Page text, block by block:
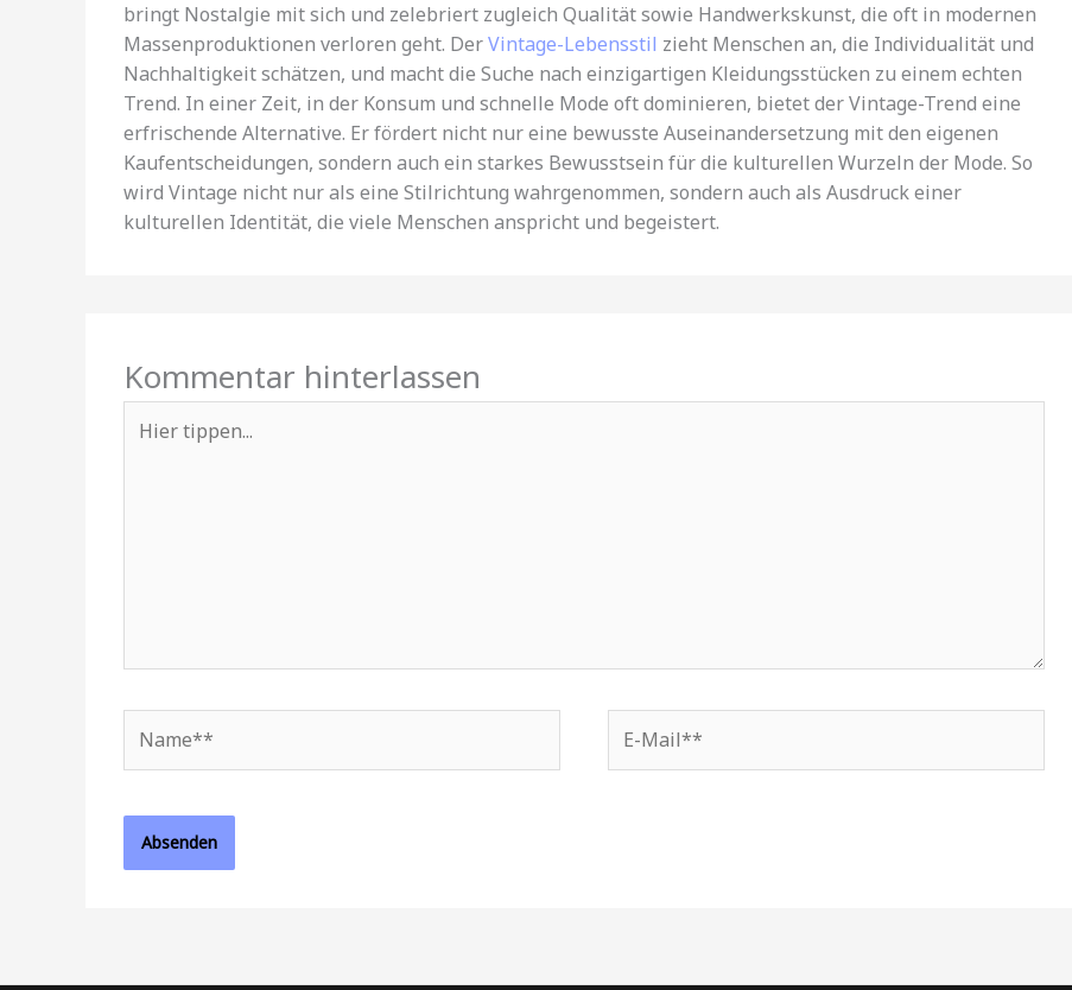
bringt Nostalgie mit sich und zelebriert zugleich Qualität sowie Handwerkskunst, die oft in modernen
Massenproduktionen verloren geht. DerVintage-Lebensstil zieht Menschen an, die Individualität und
Nachhaltigkeit schätzen, und macht die Suche nach einzigartigen Kleidungsstücken zu einem echten
Trend. In einer Zeit, in der Konsum und schnelle Mode oft dominieren, bietet der Vintage-Trend eine
erfrischende Alternative. Er fördert nicht nur eine bewusste Auseinandersetzung mit den eigenen
Kaufentscheidungen, sondern auch ein starkes Bewusstsein für die kulturellen Wurzeln der Mode. So
wird Vintage nicht nur als eine Stilrichtung wahrgenommen, sondern auch als Ausdruck einer
kulturellen Identität, die viele Menschen anspricht und begeistert.
Kommentar hinterlassen
tippen...
Mail**